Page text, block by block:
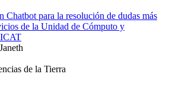
Chatbot para la resolución de dudas más
de la Unidad de Cómputo y
ICAT
de la Tierra